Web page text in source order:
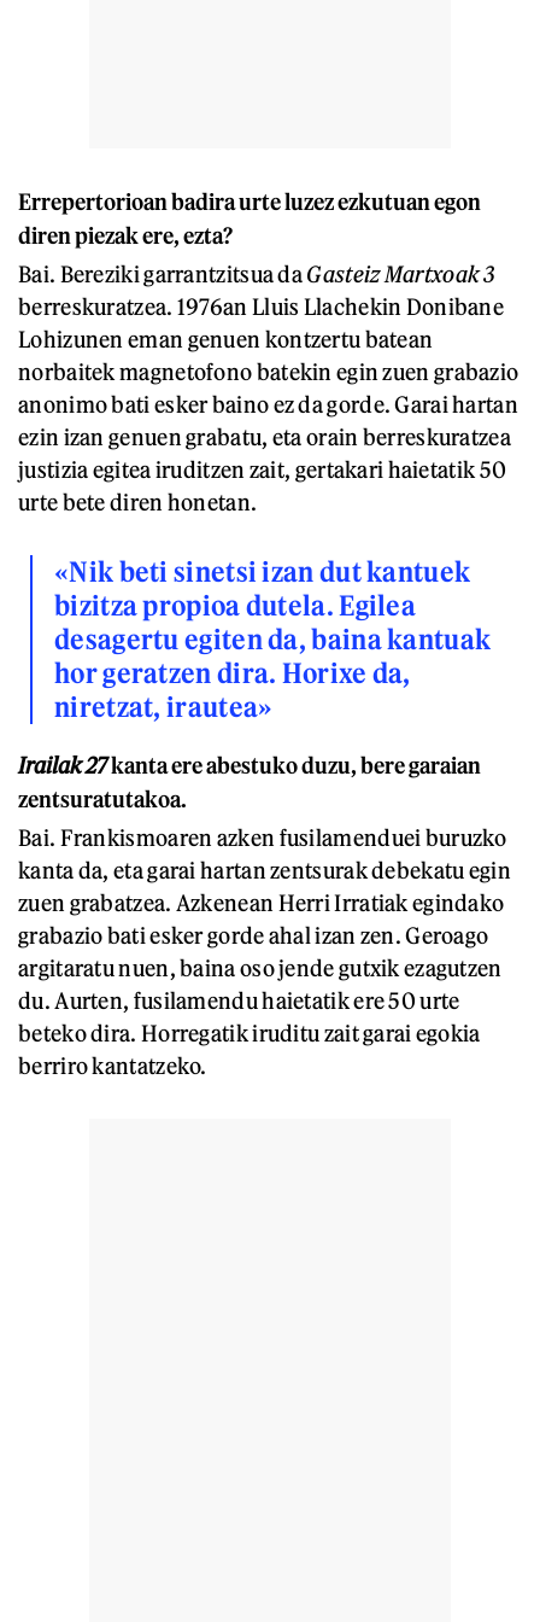
Errepertorioan badira urte luzez ezkutuan egon
diren piezak ere, ezta?
Bai. Bereziki garrantzitsua daGasteiz Martxoak 3
berreskuratzea. 1976an Lluis Llachekin Donibane
Lohizunen eman genuen kontzertu batean
norbaitek magnetofono batekin egin zuen grabazio
anonimo bati esker baino ez da gorde. Garai hartan
ezin izan genuen grabatu, eta orain berreskuratzea
justizia egitea iruditzen zait, gertakari haietatik 50
urte bete diren honetan.
«Nik beti sinetsi izan dut kantuek
bizitza propioa dutela. Egilea
desagertu egiten da, baina kantuak
hor geratzen dira. Horixe da,
niretzat, irautea»
Irailak 27kanta ere abestuko duzu, bere garaian
zentsuratutakoa.
Bai. Frankismoaren azken fusilamenduei buruzko
kanta da, eta garai hartan zentsurak debekatu egin
zuen grabatzea. Azkenean Herri Irratiak egindako
grabazio bati esker gorde ahal izan zen. Geroago
argitaratu nuen, baina oso jende gutxik ezagutzen
du. Aurten, fusilamendu haietatik ere 50 urte
beteko dira. Horregatik iruditu zait garai egokia
berriro kantatzeko.